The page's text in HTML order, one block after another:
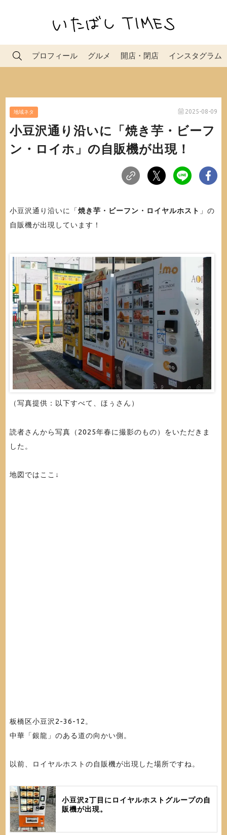
プロフィール グルメ 開店・閉店 インスタグラム
地域ネタ 2025-08-09
小豆沢通り沿いに「焼き芋・ビーフ
ン・ロイホ」の自販機が出現！
小豆沢通り沿いに「焼き芋・ビーフン・ロイヤルホスト 」の
自販機が出現しています！
（写真提供：以下すべて、ほぅさん）
読者さんから写真（2025年春に撮影のもの）をいただきま
した。
地図ではここ↓
板橋区小豆沢2-36-12 。
中華「銀龍」のある道の向かい側。
以前、ロイヤルホストの自販機が出現した場所ですね。
小豆沢2丁目にロイヤルホストグループの自
販機が出現。